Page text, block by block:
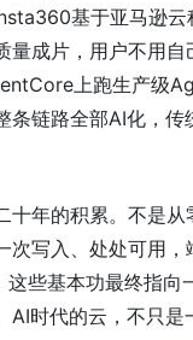
基于亚马逊云
成片，用户不用
上跑生产级
链路全部AI化，
年的积累。不是从
写入、处处可用
些基本功最终指向
时代的云，不只